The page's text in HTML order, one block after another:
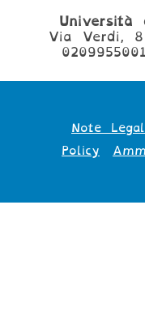
Università
Via Verdi,
Note
Policy